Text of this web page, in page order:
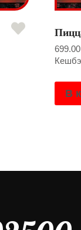
699.00
В